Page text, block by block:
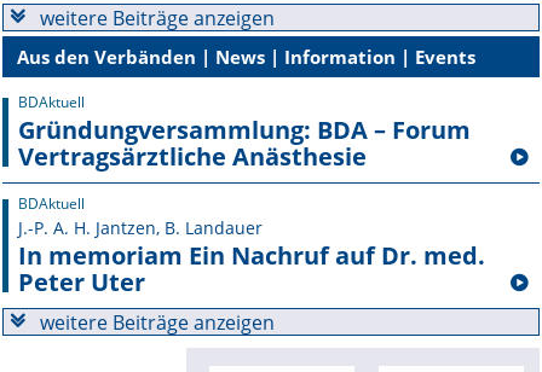
Autoren-Service
Bestell-Service
Stellenmarkt
Kongresskalender
weitere Beiträge anzeigen
Aus den Verbänden | News | Information | Events
BDAktuell
Gründungversammlung: BDA – Forum
Vertragsärztliche Anästhesie
BDAktuell
J.-P. A. H. Jantzen, B. Landauer
In memoriam Ein Nachruf auf Dr. med.
Peter Uter
weitere Beiträge anzeigen